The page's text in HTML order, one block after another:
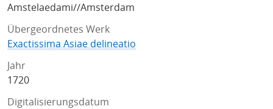
Amstelaedami//Amsterdam
Übergeordnetes Werk
Exactissima Asiae delineatio
Jahr
1720
Digitalisierungsdatum